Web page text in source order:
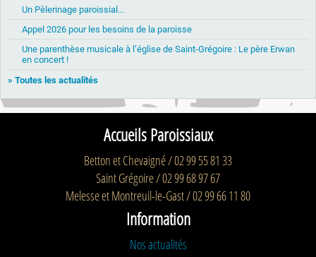
Un Pèlerinage paroissial...
Appel 2026 pour les besoins de la paroisse
Une parenthèse musicale à l’église de Saint-Grégoire : Le père Erwan
en concert !
» Toutes les actualités
Accueils Paroissiaux
Betton et Chevaigné / 02 99 55 81 33
Saint Grégoire / 02 99 68 97 67
Melesse et Montreuil-le-Gast / 02 99 66 11 80
Information
Nos actualités